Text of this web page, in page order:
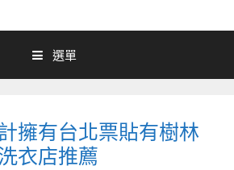
選單
擁有台北票貼有樹林
衣店推薦